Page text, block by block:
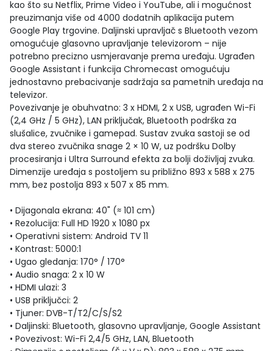
kao što su Netflix, Prime Video i YouTube, ali i mogućnost
preuzimanja više od 4000 dodatnih aplikacija putem
Google Play trgovine. Daljinski upravljač s Bluetooth vezom
omogućuje glasovno upravljanje televizorom – nije
potrebno precizno usmjeravanje prema uređaju. Ugrađen
Google Assistant i funkcija Chromecast omogućuju
jednostavno prebacivanje sadržaja sa pametnih uređaja na
televizor.
Povezivanje je obuhvatno: 3 x HDMI, 2 x USB, ugrađen Wi-Fi
(2,4 GHz / 5 GHz), LAN priključak, Bluetooth podrška za
slušalice, zvučnike i gamepad. Sustav zvuka sastoji se od
dva stereo zvučnika snage 2 × 10 W, uz podršku Dolby
procesiranja i Ultra Surround efekta za bolji doživljaj zvuka.
Dimenzije uređaja s postoljem su približno 893 x 588 x 275
mm, bez postolja 893 x 507 x 85 mm.
• Dijagonala ekrana: 40" (≈ 101 cm)
• Rezolucija: Full HD 1920 x 1080 px
• Operativni sistem: Android TV 11
• Kontrast: 5000:1
• Ugao gledanja: 170° / 170°
• Audio snaga: 2 x 10 W
• HDMI ulazi: 3
• USB priključci: 2
• Tjuner: DVB-T/T2/C/S/S2
• Daljinski: Bluetooth, glasovno upravljanje, Google Assistant
• Povezivost: Wi-Fi 2,4/5 GHz, LAN, Bluetooth